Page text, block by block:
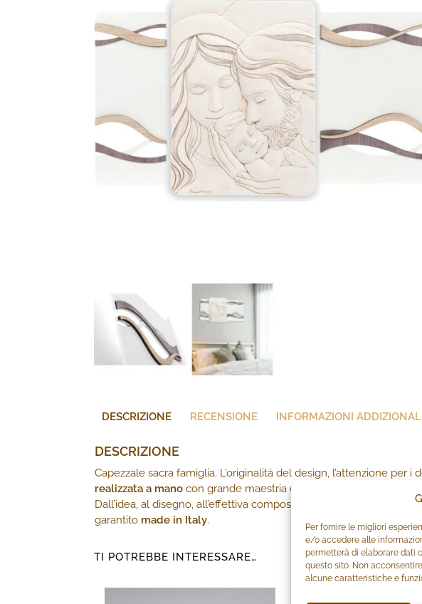
Per fornire le migliori
e/o accedere alle
permetterà di elaborare dati
questo sito. Non
alcune caratteristiche e
DESCRIZIONE RECENSIONE INFORMAZIONI
DESCRIZIONE
Capezzale sacra famiglia. L’originalità del design, l’attenzione
realizzata a mano con grande maestria e professionalità, difficile da
Dall’idea, al disegno, all’effettiva composizione del pezzo
garantito made in Italy.
TI POTREBBE INTERESSARE…